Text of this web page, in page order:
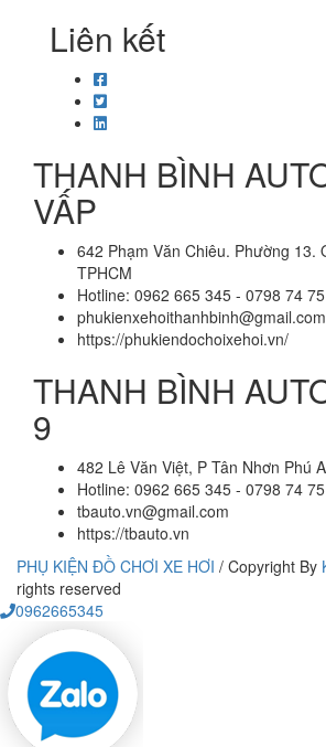
Liên kết
THANH BÌNH
VẤP
642 Phạm Văn Chiêu. Phường 13.
TPHCM
Hotline: 0962 665 345 - 0798 74
phukienxehoithanhbinh@gmail.com
https://phukiendochoixehoi.vn/
THANH BÌNH
9
482 Lê Văn Việt, P Tân Nhơn Phú
Hotline: 0962 665 345 - 0798 74
tbauto.vn@gmail.com
https://tbauto.vn
PHỤ KIỆN ĐỒ CHƠI XE HƠI / Copyright By
rights reserved
0962665345